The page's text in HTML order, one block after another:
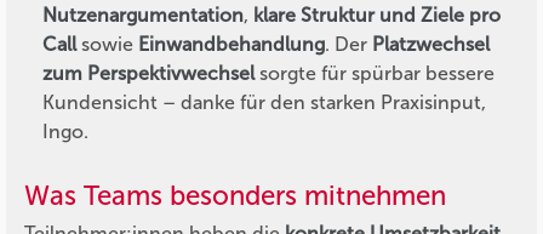
Nutzenargumentation, klare Struktur und Ziele pro
Callsowie Einwandbehandlung. Der Platzwechsel
zum Perspektivwechselsorgte für spürbar bessere
Kundensicht – danke für den starken Praxisinput,
Ingo.
Was Teams besonders mitnehmen